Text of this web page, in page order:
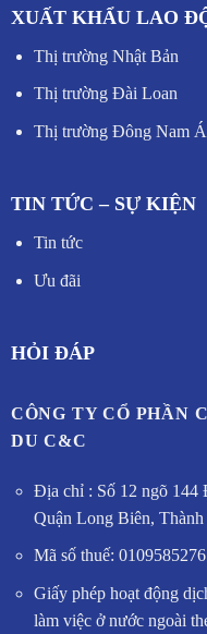
XUẤT KHẨU LAO
Thị trường Nhật Bản
Thị trường Đài Loan
Thị trường Đông Nam Á
TIN TỨC – SỰ KIỆN
Tin tức
Ưu đãi
HỎI ĐÁP
CÔNG TY CỔ PHẦN
DU C&C
Địa chỉ : Số 12 ngõ
Quận Long Biên,
Mã số thuế: 0109585276
Giấy phép hoạt động
làm việc ở nước ngoài